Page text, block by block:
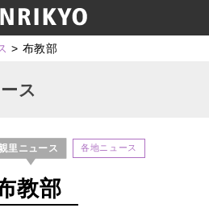
> 布教部
ス
里ニュース 各地ニュース
教部